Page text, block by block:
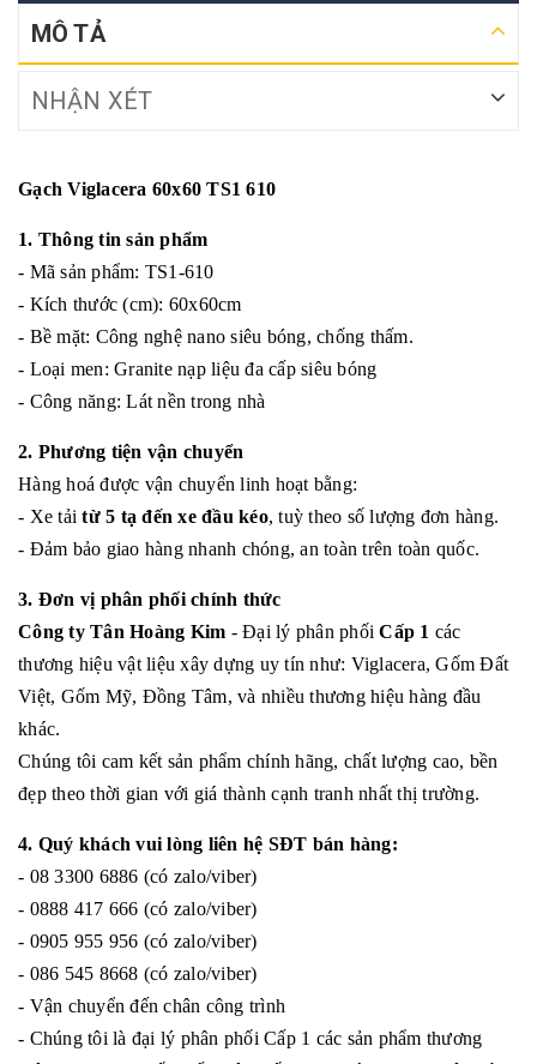
MÔ TẢ
NHẬN XÉT
Gạch Viglacera 60x60 TS1 610
1. Thông tin sản phẩm
- Mã sản phẩm: TS1-610
- Kích thước (cm): 60x60cm
- Bề mặt: Công nghệ nano siêu bóng, chống thấm.
- Loại men: Granite nạp liệu đa cấp siêu bóng
- Công năng: Lát nền trong nhà
2. Phương tiện vận chuyển
Hàng hoá được vận chuyển linh hoạt bằng:
- Xe tảitừ 5 tạ đến xe đầu kéo, tuỳ theo số lượng đơn hàng.
- Đảm bảo giao hàng nhanh chóng, an toàn trên toàn quốc.
3. Đơn vị phân phối chính thức
Công ty Tân Hoàng Kim - Đại lý phân phối Cấp 1 các
thương hiệu vật liệu xây dựng uy tín như: Viglacera, Gốm Đất
Việt, Gốm Mỹ, Đồng Tâm, và nhiều thương hiệu hàng đầu
khác.
Chúng tôi cam kết sản phẩm chính hãng, chất lượng cao, bền
đẹp theo thời gian với giá thành cạnh tranh nhất thị trường.
4. Quý khách vui lòng liên hệ SĐT bán hàng:
- 08 3300 6886 (có zalo/viber)
- 0888 417 666 (có zalo/viber)
- 0905 955 956 (có zalo/viber)
- 086 545 8668 (có zalo/viber)
- Vận chuyển đến chân công trình
- Chúng tôi là đại lý phân phối Cấp 1 các sản phẩm thương